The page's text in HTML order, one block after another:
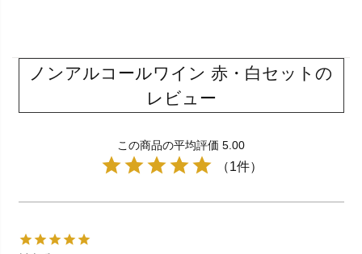
ノンアルコールワイン 赤・白セットの
レビュー
この商品の平均評価 5.00
（1件）